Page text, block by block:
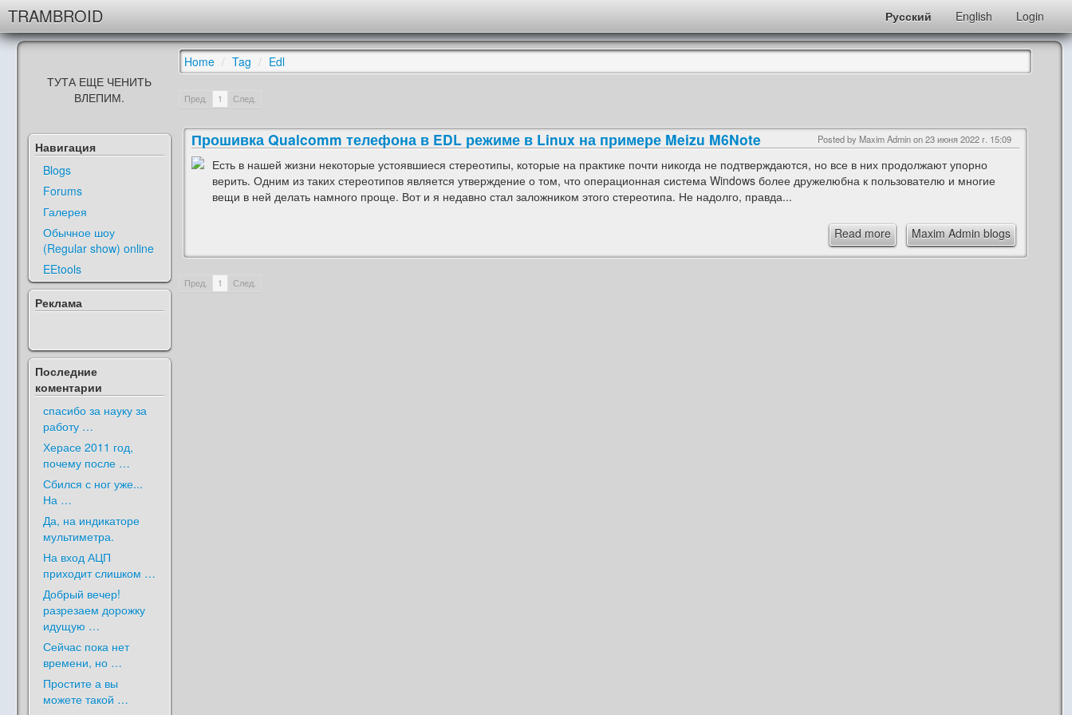
TRAMBROID Русский English Login
ТУТА ЕЩЕ ЧЕНИТЬ
ВЛЕПИМ.
Навигация
Blogs
Forums
Галерея
Обычное шоу
(Regular show) online
EEtools
Реклама
Последние
коментарии
спасибо за науку за
работу …
Херасе 2011 год,
почему после …
Сбился с ног уже...
На …
Да, на индикаторе
мультиметра.
На вход АЦП
приходит слишком …
Добрый вечер!
разрезаем дорожку
идущую …
Сейчас пока нет
времени, но …
Простите а вы
можете такой …
Home / Tag / Edl
Пред. 1 След.
Прошивка Qualcomm телефона в EDL режиме в Linux на примере Meizu M6Note Posted by Maxim Admin on23 июня 2022 г. 15:09
Есть в нашей жизни некоторые устоявшиеся стереотипы, которые на практике почти никогда не подтверждаются, но все в них продолжают упорно
верить. Одним из таких стереотипов является утверждение о том, что операционная система Windows более дружелюбна к пользователю и многие
вещи в ней делать намного проще. Вот и я недавно стал заложником этого стереотипа. Не надолго, правда...
Read more Maxim Admin blogs
Пред. 1 След.